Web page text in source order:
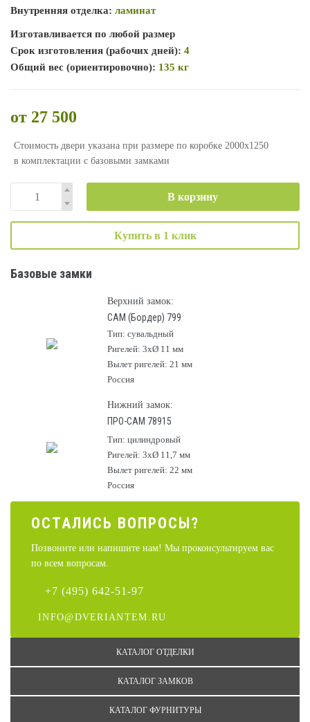
Внутренняя отделка: ламинат
Изготавливается по любой размер
Срок изготовления (рабочих дней): 4
Общий вес (ориентировочно): 135 кг
от 27 500
Стоимость двери указана при размере по коробке 2000х1250
в комплектации с базовыми замками
В корзину
Купить в 1 клик
Базовые замки
Верхний замок:
САМ (Бордер) 799
Тип: сувальдный
Ригелей: 3хØ 11 мм
Вылет ригелей: 21 мм
Россия
Нижний замок:
ПРО-САМ 78915
Тип: цилиндровый
Ригелей: 3хØ 11,7 мм
Вылет ригелей: 22 мм
Россия
ОСТАЛИCЬ ВОПРОСЫ?
Позвоните или напишите нам! Мы проконсультируем вас
по всем вопросам.
+7 (495) 642-51-97
INFO@DVERIANTEM.RU
КАТАЛОГ ОТДЕЛКИ
КАТАЛОГ ЗАМКОВ
КАТАЛОГ ФУРНИТУРЫ